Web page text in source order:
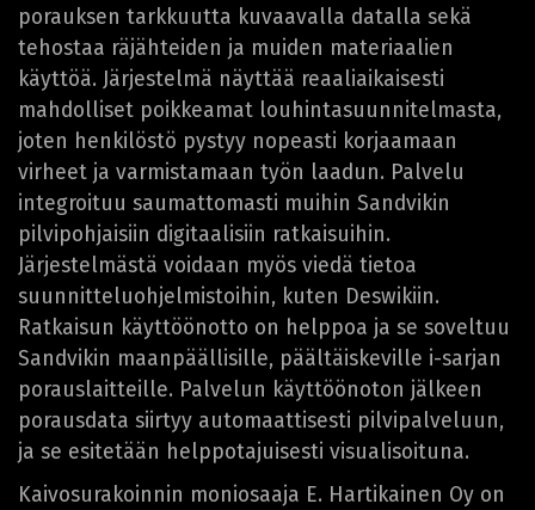
porauksen tarkkuutta kuvaavalla datalla sekä
tehostaa räjähteiden ja muiden materiaalien
käyttöä. Järjestelmä näyttää reaaliaikaisesti
mahdolliset poikkeamat louhintasuunnitelmasta,
joten henkilöstö pystyy nopeasti korjaamaan
virheet ja varmistamaan työn laadun. Palvelu
integroituu saumattomasti muihin Sandvikin
pilvipohjaisiin digitaalisiin ratkaisuihin.
Järjestelmästä voidaan myös viedä tietoa
suunnitteluohjelmistoihin, kuten Deswikiin.
Ratkaisun käyttöönotto on helppoa ja se soveltuu
Sandvikin maanpäällisille, päältäiskeville i-sarjan
porauslaitteille. Palvelun käyttöönoton jälkeen
porausdata siirtyy automaattisesti pilvipalveluun,
ja se esitetään helppotajuisesti visualisoituna.
Kaivosurakoinnin moniosaaja E. Hartikainen Oy on